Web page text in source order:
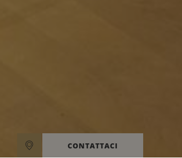
CONTATTACI